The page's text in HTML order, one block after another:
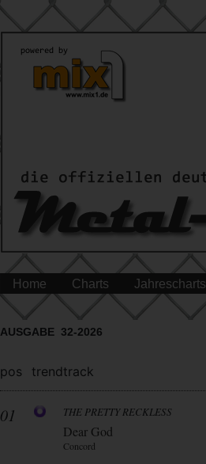
Home Charts Jahrescharts
AUSGABE 32-2026
pos trendtrack
01 THE PRETTY RECKLESS
Dear God
Concord